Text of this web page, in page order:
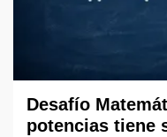
Desafío
potencias tiene